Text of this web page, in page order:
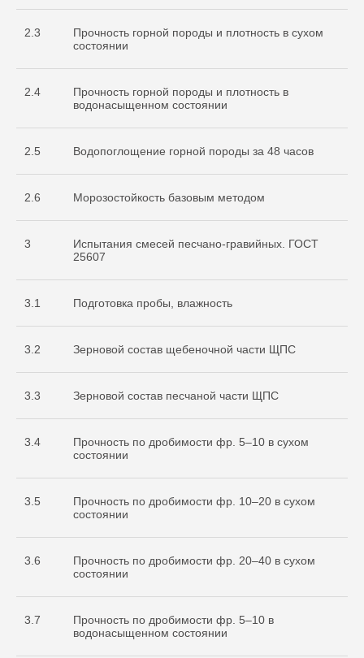
2.3
Прочность горной породы и плотность в сухом
состоянии
2.4
Прочность горной породы и плотность в
водонасыщенном состоянии
2.5 Водопоглощение горной породы за 48 часов
2.6 Морозостойкость базовым методом
3
Испытания смесей песчано-гравийных. ГОСТ
25607
3.1 Подготовка пробы, влажность
3.2 Зерновой состав щебеночной части ЩПС
3.3 Зерновой состав песчаной части ЩПС
3.4
Прочность по дробимости фр. 5–10 в сухом
состоянии
3.5
Прочность по дробимости фр. 10–20 в сухом
состоянии
3.6
Прочность по дробимости фр. 20–40 в сухом
состоянии
3.7
Прочность по дробимости фр. 5–10 в
водонасыщенном состоянии